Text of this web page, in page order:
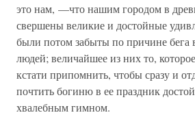
это нам, —что нашим городом в
свершены великие и достойные
были потом забыты по причине бега
людей; величайшее из них то,
кстати припомнить, чтобы сразу и
почтить богиню в ее праздник
хвалебным гимном.